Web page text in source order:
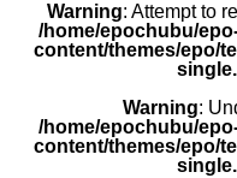
Warning: Attempt to
/home/epochubu/
content/themes/epo/
Warning:
/home/epochubu/
content/themes/epo/